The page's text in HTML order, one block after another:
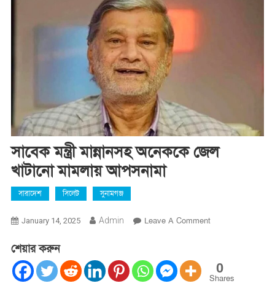
সাবেক মন্ত্রী মান্নানসহ অনেককে জেল
খাটানো মামলায় আপসনামা
সারাদেশ সিলেট সুনামগঞ্জ
January 14, 2025 Admin Leave A CommentOn
মান্নানসহ
অনেককে
শেয়ার করুন
0
Shares